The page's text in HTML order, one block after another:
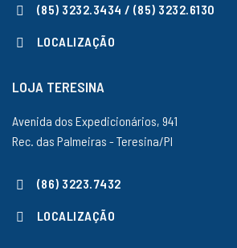
(85) 3232.3434 / (85) 3232.6130
LOCALIZAÇÃO
LOJA TERESINA
Avenida dos Expedicionários, 941
Rec. das Palmeiras - Teresina/PI
(86) 3223.7432
LOCALIZAÇÃO